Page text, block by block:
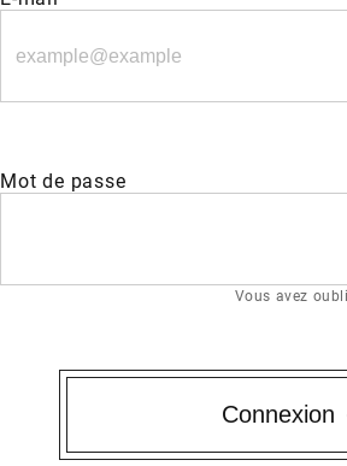
Mot de passe
Vous avez
Connexion